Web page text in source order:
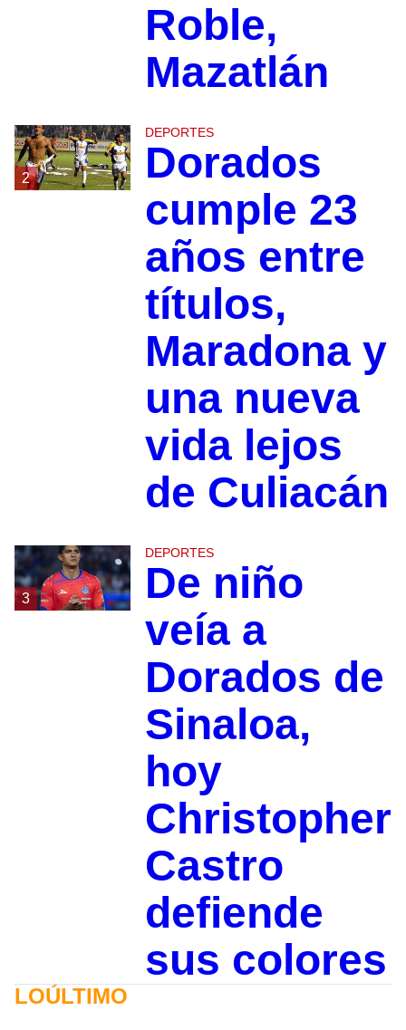
Roble,
Mazatlán
2
DEPORTES
Dorados
cumple 23
años entre
títulos,
Maradona y
una nueva
vida lejos
de Culiacán
3
DEPORTES
De niño
veía a
Dorados de
Sinaloa,
hoy
Christopher
Castro
defiende
sus colores
LOÚLTIMO